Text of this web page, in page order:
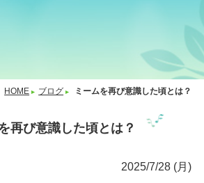
HOME ブログ ミームを再び意識した頃とは？
再び意識した頃とは？
2025/7/28 (月)